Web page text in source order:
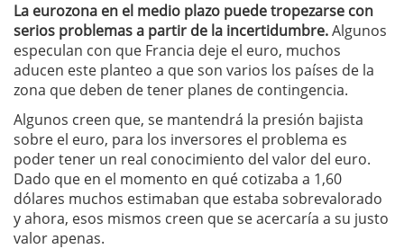
La eurozona en el medio plazo puede tropezarse con
serios problemas a partir de la incertidumbre.Algunos
especulan con que Francia deje el euro, muchos
aducen este planteo a que son varios los países de la
zona que deben de tener planes de contingencia.
Algunos creen que, se mantendrá la presión bajista
sobre el euro, para los inversores el problema es
poder tener un real conocimiento del valor del euro.
Dado que en el momento en qué cotizaba a 1,60
dólares muchos estimaban que estaba sobrevalorado
y ahora, esos mismos creen que se acercaría a su justo
valor apenas.